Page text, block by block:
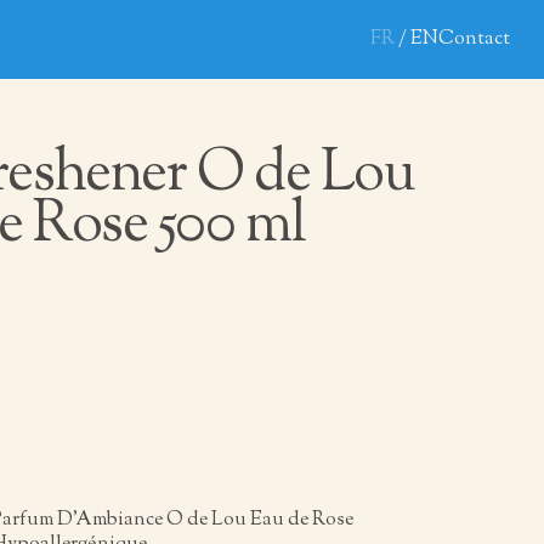
Contact
FR EN
O de Lou
Rose 500 ml
D’Ambiance O de Lou Eau de Rose